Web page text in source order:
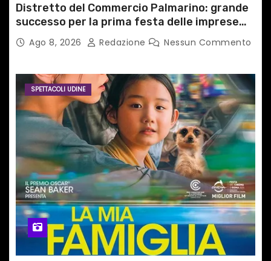
Distretto del Commercio Palmarino: grande
successo per la prima festa delle imprese
del territorio
Ago 8, 2026 Redazione Nessun Commento
SPETTACOLI UDINE